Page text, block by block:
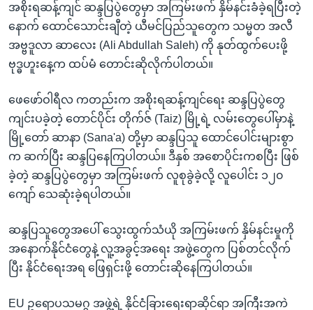
ရန်
ရှာဖွေ
ရန်
နေရာ
ကျော်
ရန်
ဘာသာစကားများ
အစိုးရဆန့်ကျင် ဆန္ဒပြပွဲတွေမှာ အကြမ်းဖက် နှိမ်နင်းခံခဲ့ရပြီးတဲ့
နောက် ထောင်သောင်းချီတဲ့ ယီမင်ပြည်သူတွေက သမ္မတ အလီ
အဗ္ဗဒူလာ ဆာလေး (Ali Abdullah Saleh) ကို နုတ်ထွက်ပေးဖို့
ဗုဒ္ဓဟူးနေ့က ထပ်မံ တောင်းဆိုလိုက်ပါတယ်။
ဖေဖော်ဝါရီလ ကတည်းက အစိုးရဆန့်ကျင်ရေး ဆန္ဒပြပွဲတွေ
ကျင်းပခဲ့တဲ့ တောင်ပိုင်း တိုက်ဇ် (Taiz) မြို့ရဲ့ လမ်းတွေပေါ်မှာနဲ့
မြို့တော် ဆာနာ (Sana'a) တို့မှာ ဆန္ဒပြသူ ထောင်ပေါင်းများစွာ
က ဆက်ပြီး ဆန္ဒပြနေကြပါတယ်။ ဒီနှစ် အစောပိုင်းကစပြီး ဖြစ်
ခဲ့တဲ့ ဆန္ဒပြပွဲတွေမှာ အကြမ်းဖက် လူစုခွဲခဲ့လို့ လူပေါင်း ၁၂၀
ကျော် သေဆုံးခဲ့ရပါတယ်။
ဆန္ဒပြသူတွေအပေါ် သွေးထွက်သံယို အကြမ်းဖက် နှိမ်နင်းမှုကို
အနောက်နိုင်ငံတွေနဲ့ လူ့အခွင့်အရေး အဖွဲ့တွေက ပြစ်တင်လိုက်
ပြီး နိုင်ငံရေးအရ ဖြေရှင်းဖို့ တောင်းဆိုနေကြပါတယ်။
EU ဥရောပသမဂ္ဂ အဖွဲ့ရဲ့ နိုင်ငံခြားရေးရာဆိုင်ရာ အကြီးအကဲ